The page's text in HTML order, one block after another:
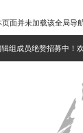
面并未加载该全局导
组成员绝赞招募中！